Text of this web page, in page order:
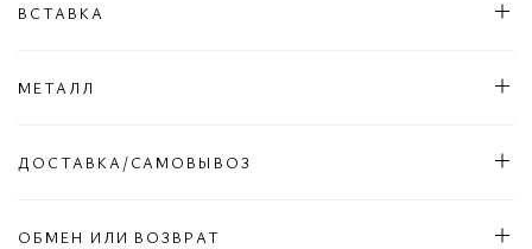
ВСТАВКА
МЕТАЛЛ
ДОСТАВКА/САМОВЫВОЗ
ОБМЕН ИЛИ ВОЗВРАТ